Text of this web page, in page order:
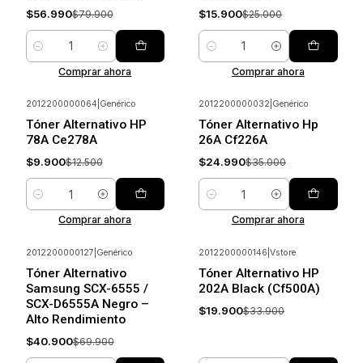
$56.990$79.900
Cantidad
Comprar ahora
$15.900$25.000
Cantidad
Comprar ahora
2012200000064 Genérico
Tóner Alternativo HP
78A Ce278A
$9.900$12.500
Cantidad
Comprar ahora
2012200000032 Genérico
Tóner Alternativo Hp
26A Cf226A
$24.990$35.000
Cantidad
Comprar ahora
2012200000127 Genérico
Tóner Alternativo
Samsung SCX-6555 /
SCX-D6555A Negro –
Alto Rendimiento
$40.900$69.900
2012200000146 Vstore
Tóner Alternativo HP
202A Black (Cf500A)
$19.900$33.900